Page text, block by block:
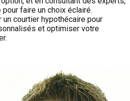
faire un choix éclairé.
courtier hypothécaire pour
et optimiser votre